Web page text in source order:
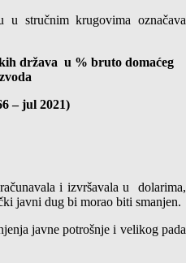
stručnim krugovima označava
država u % bruto domaćeg
– jul 2021)
i izvršavala u dolarima,
javni dug bi morao biti smanjen.
javne potrošnje i velikog pada